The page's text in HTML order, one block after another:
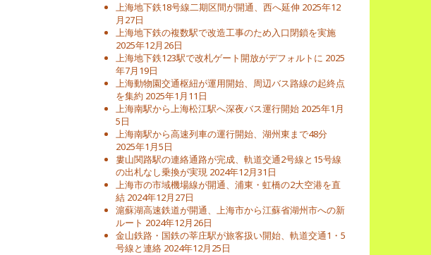
上海地下鉄18号線二期区間が開通、西へ延伸 2025年12
月27日
上海地下鉄の複数駅で改造工事のため入口閉鎖を実施
2025年12月26日
上海地下鉄123駅で改札ゲート開放がデフォルトに 2025
年7月19日
上海動物園交通枢紐が運用開始、周辺バス路線の起終点
を集約 2025年1月11日
上海南駅から上海松江駅へ深夜バス運行開始 2025年1月
5日
上海南駅から高速列車の運行開始、湖州東まで48分
2025年1月5日
婁山関路駅の連絡通路が完成、軌道交通2号線と15号線
の出札なし乗換が実現 2024年12月31日
上海市の市域機場線が開通、浦東・虹橋の2大空港を直
結 2024年12月27日
滬蘇湖高速鉄道が開通、上海市から江蘇省湖州市への新
ルート 2024年12月26日
金山鉄路・国鉄の莘庄駅が旅客扱い開始、軌道交通1・5
号線と連絡 2024年12月25日